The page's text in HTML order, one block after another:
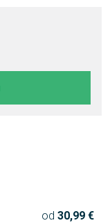
od 30,99 €